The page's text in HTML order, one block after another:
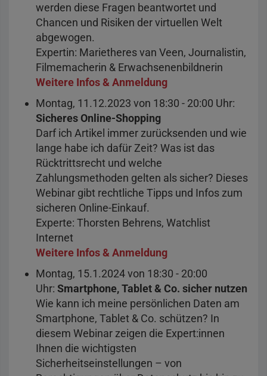
werden diese Fragen beantwortet und
Chancen und Risiken der virtuellen Welt
abgewogen.
Expertin: Marietheres van Veen, Journalistin,
Filmemacherin & Erwachsenenbildnerin
Weitere Infos & Anmeldung
Montag, 11.12.2023 von 18:30 - 20:00 Uhr:
Sicheres Online-Shopping
Darf ich Artikel immer zurücksenden und wie
lange habe ich dafür Zeit? Was ist das
Rücktrittsrecht und welche
Zahlungsmethoden gelten als sicher? Dieses
Webinar gibt rechtliche Tipps und Infos zum
sicheren Online-Einkauf.
Experte: Thorsten Behrens, Watchlist
Internet
Weitere Infos & Anmeldung
Montag, 15.1.2024 von 18:30 - 20:00
Uhr: Smartphone, Tablet & Co. sicher nutzen
Wie kann ich meine persönlichen Daten am
Smartphone, Tablet & Co. schützen? In
diesem Webinar zeigen die Expert:innen
Ihnen die wichtigsten
Sicherheitseinstellungen – von